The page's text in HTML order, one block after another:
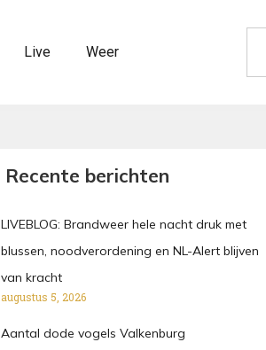
Live Weer
Recente berichten
LIVEBLOG: Brandweer hele nacht druk met
blussen, noodverordening en NL-Alert blijven
van kracht
augustus 5, 2026
Aantal dode vogels Valkenburg